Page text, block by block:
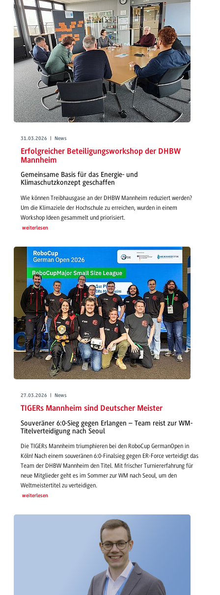
31.03.2026 | News
Erfolgreicher Beteiligungsworkshop der DHBW
Mannheim
Gemeinsame Basis für das Energie- und
Klimaschutzkonzept geschaffen
Wie können Treibhausgase an der DHBW Mannheim reduziert werden?
Um die Klimaziele der Hochschule zu erreichen, wurden in einem
Workshop Ideen gesammelt und priorisiert.
weiterlesen
27.03.2026 | News
TIGERs Mannheim sind Deutscher Meister
Souveräner 6:0-Sieg gegen Erlangen – Team reist zur WM-
Titelverteidigung nach Seoul
Die TIGERs Mannheim triumphieren bei den RoboCup GermanOpen in
Köln! Nach einem souveränen 6:0-Finalsieg gegen ER-Force verteidigt das
Team der DHBW Mannheim den Titel. Mit frischer Turniererfahrung für
neue Mitglieder geht es im Sommer zur WM nach Seoul, um den
Weltmeistertitel zu verteidigen.
weiterlesen